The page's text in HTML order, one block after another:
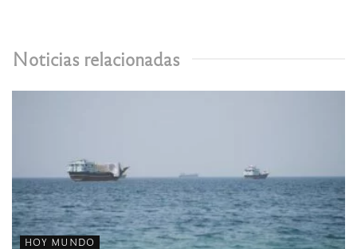
Noticias relacionadas
HOY MUNDO